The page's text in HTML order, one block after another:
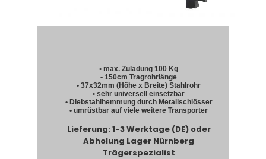
• max. Zuladung 100 Kg
• 150cm Tragrohrlänge
• 37x32mm (Höhe x Breite) Stahlrohr
• sehr universell einsetzbar
• Diebstahlhemmung durch Metallschlösser
• umrüstbar auf viele weitere Transporter
Lieferung: 1-3 Werktage (DE) oder
Abholung Lager Nürnberg
Trägerspezialist